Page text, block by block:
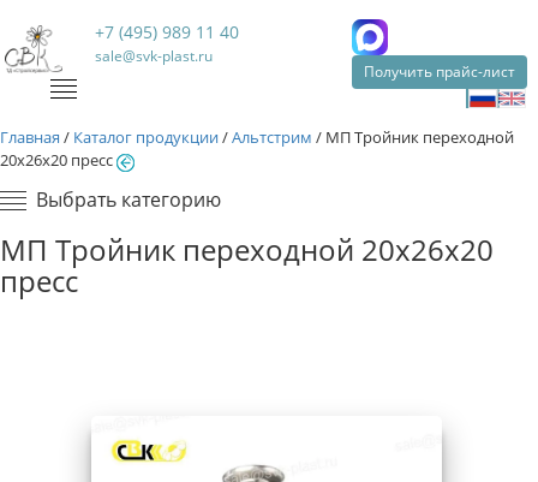
+7 (495) 989 11 40
sale@svk-plast.ru
Получить прайс-лист
Главная / Каталог продукции/Альтстрим / МП Тройник переходной
20х26х20 пресс
Выбрать категорию
МП Тройник переходной 20х26х20
пресс